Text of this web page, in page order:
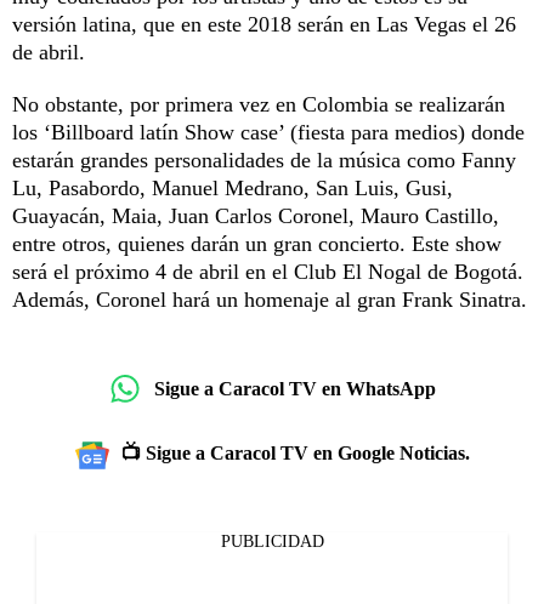
versión latina, que en este 2018 serán en Las Vegas el 26
de abril.
No obstante, por primera vez en Colombia se realizarán
los ‘Billboard latín Show case’ (fiesta para medios) donde
estarán grandes personalidades de la música como Fanny
Lu, Pasabordo, Manuel Medrano, San Luis, Gusi,
Guayacán, Maia, Juan Carlos Coronel, Mauro Castillo,
entre otros, quienes darán un gran concierto. Este show
será el próximo 4 de abril en el Club El Nogal de Bogotá.
Además, Coronel hará un homenaje al gran Frank Sinatra.
Sigue a Caracol TV en WhatsApp
📺 Sigue a Caracol TV en Google Noticias.
PUBLICIDAD